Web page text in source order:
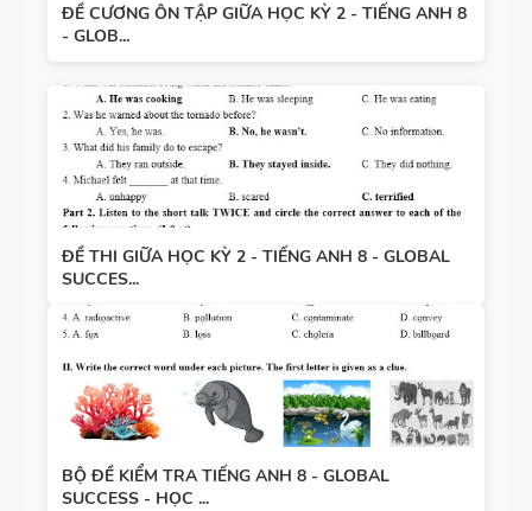
ĐỀ CƯƠNG ÔN TẬP GIỮA HỌC KỲ 2 - TIẾNG ANH 8
- GLOB...
ĐỀ THI GIỮA HỌC KỲ 2 - TIẾNG ANH 8 - GLOBAL
SUCCES...
BỘ ĐỀ KIỂM TRA TIẾNG ANH 8 - GLOBAL
SUCCESS - HỌC ...